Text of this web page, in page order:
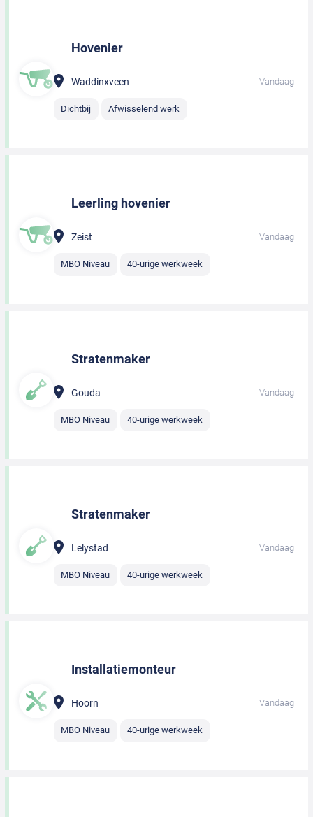
Hovenier
Waddinxveen Vandaag
Dichtbij Afwisselend werk
Leerling hovenier
Zeist Vandaag
MBO Niveau 40-urige werkweek
Stratenmaker
Gouda Vandaag
MBO Niveau 40-urige werkweek
Stratenmaker
Lelystad Vandaag
MBO Niveau 40-urige werkweek
Installatiemonteur
Hoorn Vandaag
MBO Niveau 40-urige werkweek